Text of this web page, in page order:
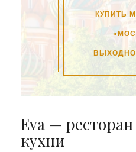
КУПИТЬ
Eva —
кухни